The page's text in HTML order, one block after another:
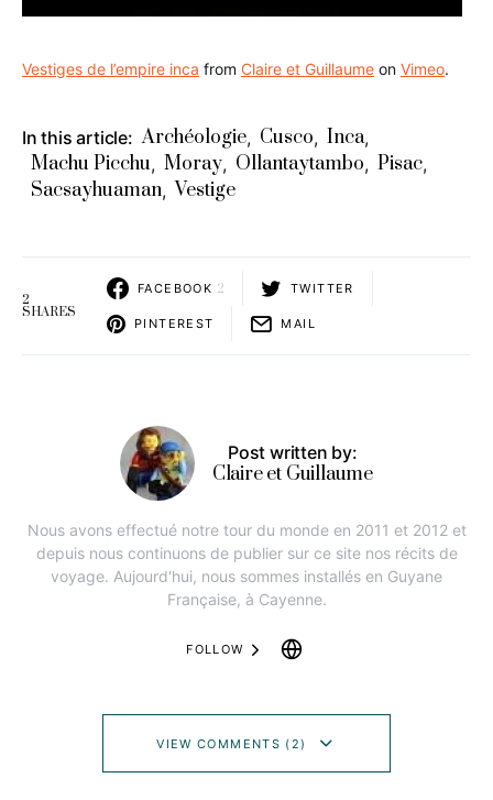
Vestiges de l’empire inca from Claire et Guillaume on Vimeo.
In this article: Archéologie, Cusco, Inca,
Machu Picchu, Moray, Ollantaytambo, Pisac,
Sacsayhuaman, Vestige
2
SHARES
FACEBOOK 2 TWITTER
PINTEREST MAIL
Post written by:
Claire et Guillaume
Nous avons effectué notre tour du monde en 2011 et 2012 et
depuis nous continuons de publier sur ce site nos récits de
voyage. Aujourd'hui, nous sommes installés en Guyane
Française, à Cayenne.
FOLLOW
VIEW COMMENTS (2)